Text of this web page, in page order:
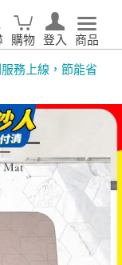
購物 登入 商品
務上線，節能省